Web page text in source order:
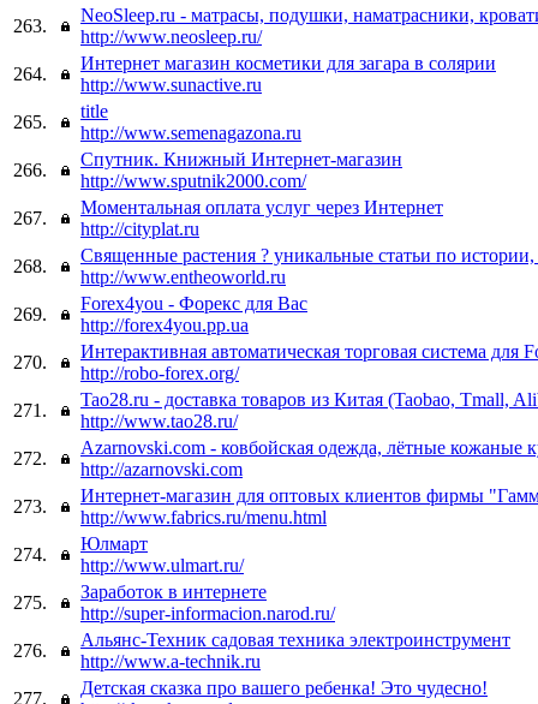
263.
NeoSleep.ru - матрасы, подушки, наматрасники,
http://www.neosleep.ru/
264.
Интернет магазин косметики для загара в солярии
http://www.sunactive.ru
265.
title
http://www.semenagazona.ru
266.
Спутник. Книжный Интернет-магазин
http://www.sputnik2000.com/
267.
Моментальная оплата услуг через Интернет
http://cityplat.ru
268.
Священные растения ? уникальные статьи по истории,
http://www.entheoworld.ru
269.
Forex4you - Форекс для Вас
http://forex4you.pp.ua
270.
Интерактивная автоматическая торговая система для
http://robo-forex.org/
271.
Tao28.ru - доставка товаров из Китая (Taobao, Tmall,
http://www.tao28.ru/
272.
Azarnovski.com - ковбойская одежда, лётные кожаные
http://azarnovski.com
273.
Интернет-магазин для оптовых клиентов фирмы
http://www.fabrics.ru/menu.html
274.
Юлмарт
http://www.ulmart.ru/
275.
Заработок в интернете
http://super-informacion.narod.ru/
276.
Альянс-Техник садовая техника электроинструмент
http://www.a-technik.ru
277.
Детская сказка про вашего ребенка! Это чудесно!